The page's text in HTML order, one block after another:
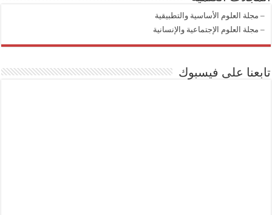
– مجلة العلوم الأساسية والتطبيقية
– مجلة العلوم الإجتماعية والإنسانية
تابعنا على فيسبوك